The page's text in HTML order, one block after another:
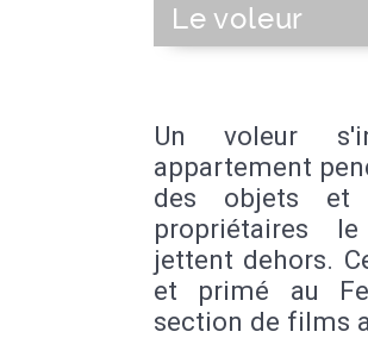
Le voleur
Un voleur
appartement
des objets
propriétaires
jettent dehors.
et primé au
section de films